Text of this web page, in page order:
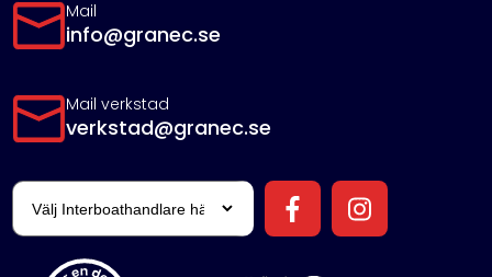
Mail
info@granec.se
Mail verkstad
verkstad@granec.se